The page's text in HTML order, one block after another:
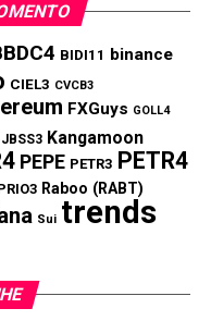
BIDI11 binance
CIEL3 CVCB3
FXGuys GOLL4
JBSS3 Kangamoon
PEPE PETR3 PETR4
Raboo (RABT)
Sui trends